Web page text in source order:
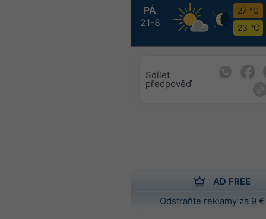
PÁ
21-8
27 °C
23 °C
Sdílet
předpověď
AD FREE
Odstraňte reklamy za 9